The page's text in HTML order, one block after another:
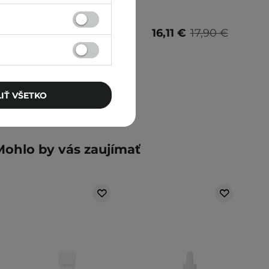
15,50 € 17,90 €
16,11 €
by vás zaujímať
VŠETKO